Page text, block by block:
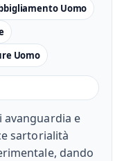
Uomo
Uomo
avanguardia e
sartorialità
dando